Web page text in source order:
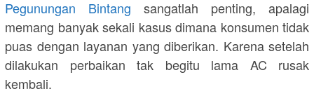
Pegunungan Bintang sangatlah penting, apalagi
memang banyak sekali kasus dimana konsumen tidak
puas dengan layanan yang diberikan. Karena setelah
dilakukan perbaikan tak begitu lama AC rusak
kembali.